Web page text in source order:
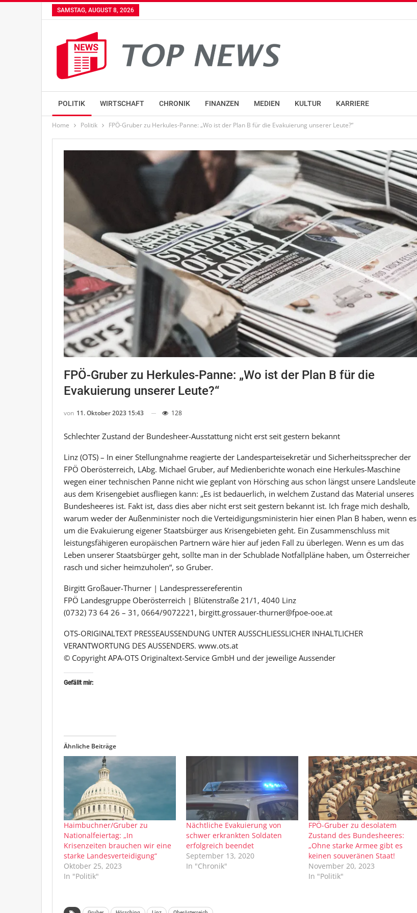
SAMSTAG, AUGUST 8, 2026
POLITIK WIRTSCHAFT CHRONIK FINANZEN MEDIEN KULTUR KARRIERE
Home Politik FPÖ-Gruber zu Herkules-Panne: „Wo ist der Plan B für die Evakuierung unserer Leute?“
FPÖ-Gruber zu Herkules-Panne: „Wo ist der Plan B für die
Evakuierung unserer Leute?“
von 11. Oktober 2023 15:43 128
Schlechter Zustand der Bundesheer-Ausstattung nicht erst seit gestern bekannt
Linz (OTS) – In einer Stellungnahme reagierte der Landesparteisekretär und Sicherheitssprecher der
FPÖ Oberösterreich, LAbg. Michael Gruber, auf Medienberichte wonach eine Herkules-Maschine
wegen einer technischen Panne nicht wie geplant von Hörsching aus schon längst unsere Landsleute
aus dem Krisengebiet ausfliegen kann: „Es ist bedauerlich, in welchem Zustand das Material unseres
Bundesheeres ist. Fakt ist, dass dies aber nicht erst seit gestern bekannt ist. Ich frage mich deshalb,
warum weder der Außenminister noch die Verteidigungsministerin hier einen Plan B haben, wenn es
um die Evakuierung eigener Staatsbürger aus Krisengebieten geht. Ein Zusammenschluss mit
leistungsfähigeren europäischen Partnern wäre hier auf jeden Fall zu überlegen. Wenn es um das
Leben unserer Staatsbürger geht, sollte man in der Schublade Notfallpläne haben, um Österreicher
rasch und sicher heimzuholen“, so Gruber.
Birgitt Großauer-Thurner | Landespressereferentin
FPÖ Landesgruppe Oberösterreich | Blütenstraße 21/1, 4040 Linz
(0732) 73 64 26 – 31, 0664/9072221, birgitt.grossauer-thurner@fpoe-ooe.at
OTS-ORIGINALTEXT PRESSEAUSSENDUNG UNTER AUSSCHLIESSLICHER INHALTLICHER
VERANTWORTUNG DES AUSSENDERS. www.ots.at
© Copyright APA-OTS Originaltext-Service GmbH und der jeweilige Aussender
Gefällt mir:
Ähnliche Beiträge
Haimbuchner/Gruber zu
Nationalfeiertag: „In
Krisenzeiten brauchen wir eine
starke Landesverteidigung“
Oktober 25, 2023
In "Politik"
Nächtliche Evakuierung von
schwer erkrankten Soldaten
erfolgreich beendet
September 13, 2020
In "Chronik"
FPÖ-Gruber zu desolatem
Zustand des Bundesheeres:
„Ohne starke Armee gibt es
keinen souveränen Staat!
November 20, 2023
In "Politik"